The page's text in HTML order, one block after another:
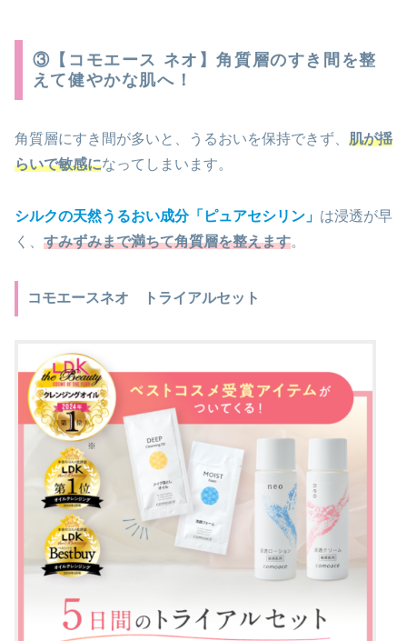
③【コモエース ネオ】角質層のすき間を整
えて健やかな肌へ！
角質層にすき間が多いと、うるおいを保持できず、 肌が揺
らいで敏感になってしまいます。
シルクの天然うるおい成分「ピュアセシリン」 は浸透が早
く、 すみずみまで満ちて角質層を整えます。
コモエースネオ トライアルセット